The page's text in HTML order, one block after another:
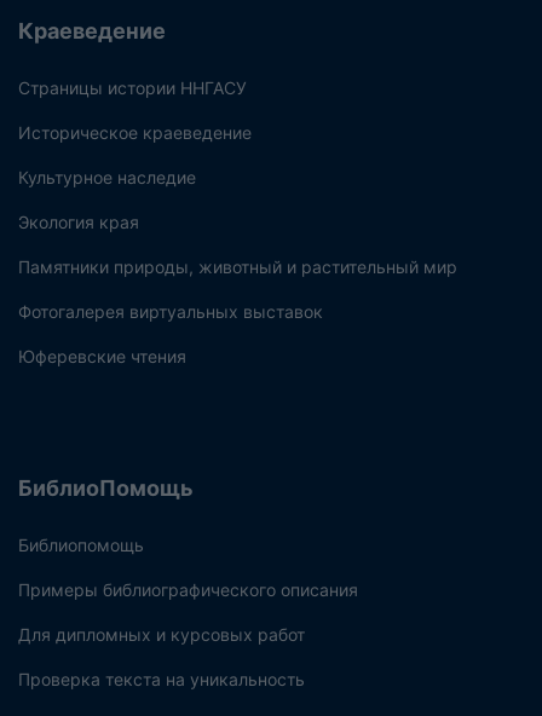
Краеведение
Страницы истории ННГАСУ
Историческое краеведение
Культурное наследие
Экология края
Памятники природы, животный и растительный мир
Фотогалерея виртуальных выставок
Юферевские чтения
БиблиоПомощь
Библиопомощь
Примеры библиографического описания
Для дипломных и курсовых работ
Проверка текста на уникальность